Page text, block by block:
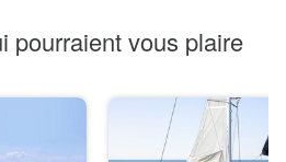
pourraient vous plaire